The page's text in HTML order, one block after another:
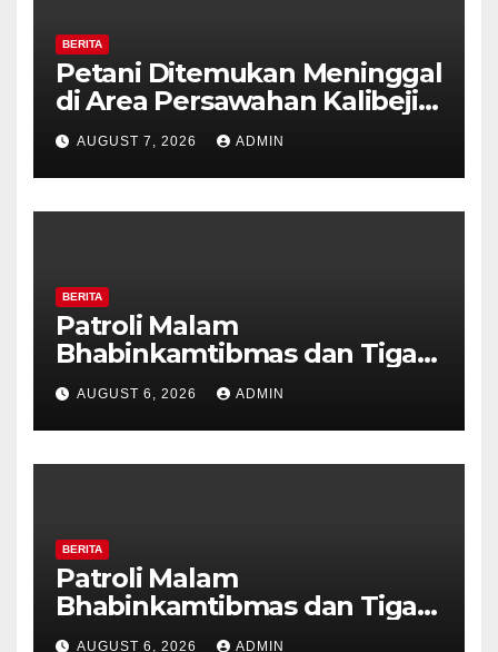
BERITA
Petani Ditemukan Meninggal
di Area Persawahan Kalibeji,
Polisi Pastikan Tidak Ada
Tanda Kekerasan
AUGUST 7, 2026 ADMIN
BERITA
Patroli Malam
Bhabinkamtibmas dan Tiga
Pilar Kelurahan Ungaran
Perkuat Kamtibmas, Warga
Diajak Aktifkan Ronda
AUGUST 6, 2026 ADMIN
BERITA
Patroli Malam
Bhabinkamtibmas dan Tiga
Pilar Kelurahan Ungaran
AUGUST 6, 2026 ADMIN